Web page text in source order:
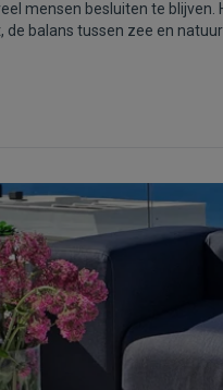
mensen besluiten te blijven.
balans tussen zee en natuur